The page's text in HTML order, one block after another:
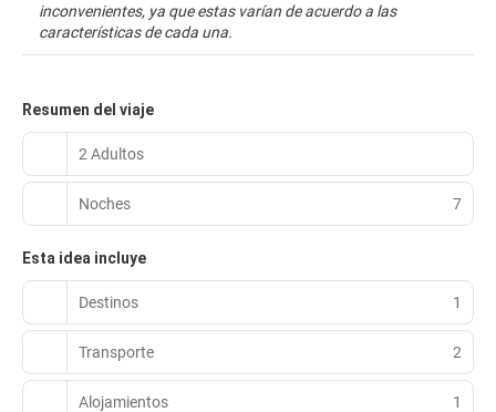
inconvenientes, ya que estas varían de acuerdo a las
características de cada una.
Resumen del viaje
2 Adultos
Noches 7
Esta idea incluye
Destinos 1
Transporte 2
Alojamientos 1